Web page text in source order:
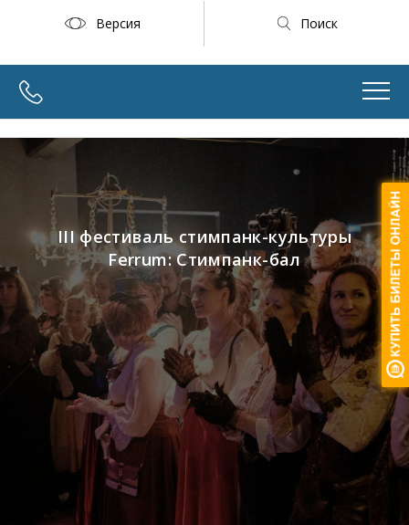
Версия Поиск
III фестиваль стимпанк-культуры
Ferrum: Стимпанк-бал